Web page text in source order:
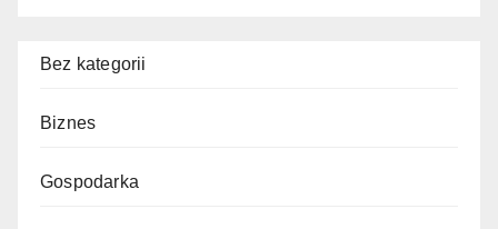
Bez kategorii
Biznes
Gospodarka